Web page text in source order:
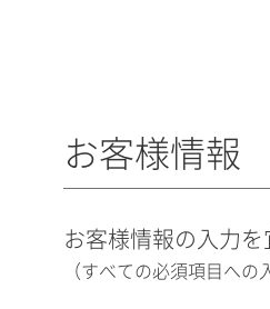
お客様情報
お客様情報の入力
（すべての必須項目への